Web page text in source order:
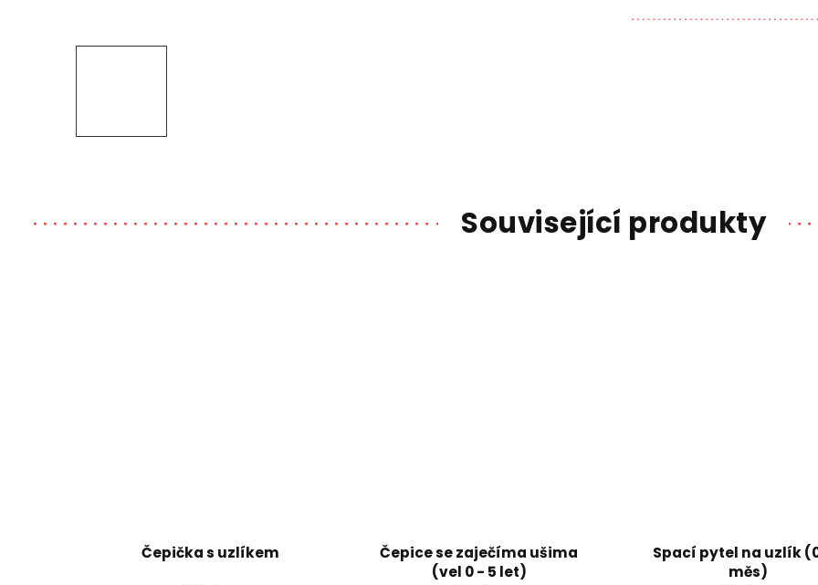
Související produkty
Čepička s uzlíkem
Čepice se zaječíma ušima
(vel 0 - 5 let)
Spací pytel na uzlík
měs)